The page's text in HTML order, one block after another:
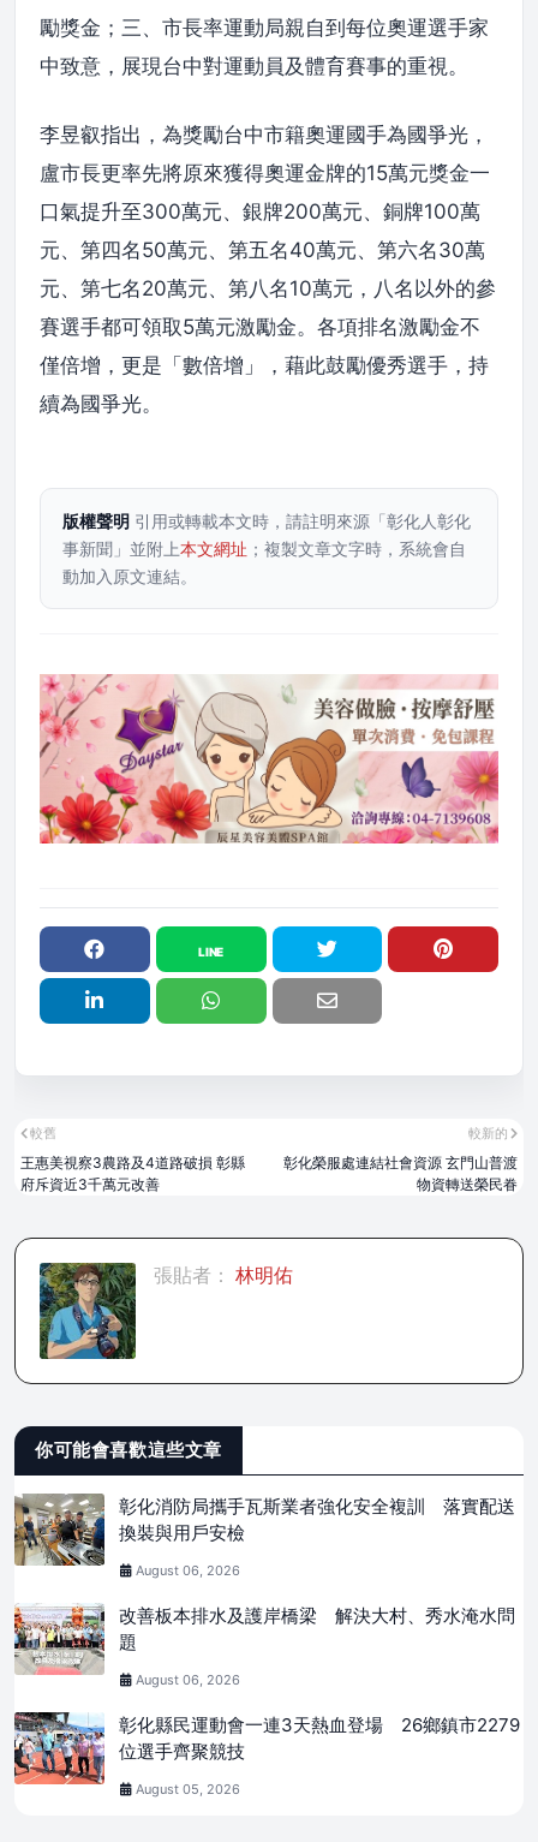
勵獎金；三、市長率運動局親自到每位奧運選手家
中致意，展現台中對運動員及體育賽事的重視。
李昱叡指出，為獎勵台中市籍奧運國手為國爭光，
盧市長更率先將原來獲得奧運金牌的15萬元獎金一
口氣提升至300萬元、銀牌200萬元、銅牌100萬
元、第四名50萬元、第五名40萬元、第六名30萬
元、第七名20萬元、第八名10萬元，八名以外的參
賽選手都可領取5萬元激勵金。各項排名激勵金不
僅倍增，更是「數倍增」，藉此鼓勵優秀選手，持
續為國爭光。
版權聲明 引用或轉載本文時，請註明來源「彰化人彰化
事新聞」並附上本文網址 ；複製文章文字時，系統會自
動加入原文連結。
較新的
彰化榮服處連結社會資源 玄門山普渡
物資轉送榮民眷
較舊
王惠美視察3農路及4道路破損 彰縣
府斥資近3千萬元改善
張貼者： 林明佑
你可能會喜歡這些文章
彰化消防局攜手瓦斯業者強化安全複訓 落實配送
換裝與用戶安檢
August 06, 2026
改善板本排水及護岸橋梁 解決大村、秀水淹水問
題
August 06, 2026
彰化縣民運動會一連3天熱血登場 26鄉鎮市2279
位選手齊聚競技
August 05, 2026